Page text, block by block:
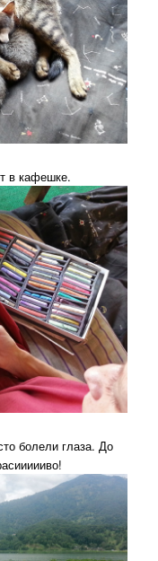
в кафешке.
болели глаза. До